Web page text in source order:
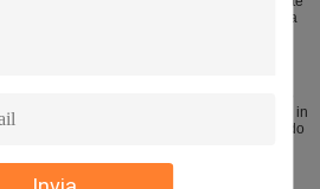
più gastronomica a casa, invece di quella
l'esatto la stessa ogni ogni sabato
professionali a casa senza un forno
pietra della pizza di qualità. La pietra può
calde e distribuisce il calore anche in
e più pastosi. Quando state guardando
quindi non c'è migliore modo
della pizza.